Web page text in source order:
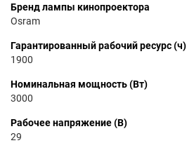
Бренд лампы кинопроектора
Osram
Гарантированный рабочий ресурс (ч)
1900
Номинальная мощность (Вт)
3000
Рабочее напряжение (В)
29